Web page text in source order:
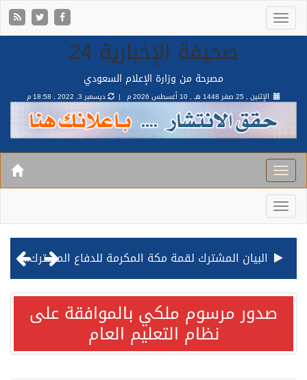
صحيفة الإخبارية 24
مصرحة من وزارة الإعلام السعودي
الإثنين , 25 صفر 1448 هـ , 10 أغسطس 2026 م | ديسمبر 3, 2022 , 18:58 م
البيان المشترك لقمة مكة المكرمة للدفاع المشترك بين المملكة وتركيا وباكستان
قيادة القوات المشتركة للتحالف: نفذنا عملية رد عسكري متناسبة لأهداف عسكرية مشروعة تابعة للمليشيا الحوثية الإرهابية في محافظة الحديدة
صدور مرسوم ملكي بالموافقة على
نظام التعليم العام